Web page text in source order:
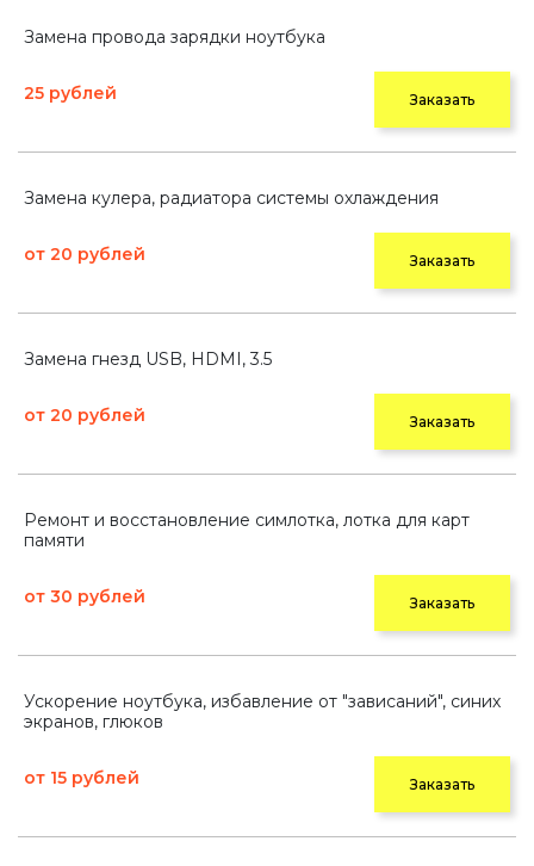
Замена провода зарядки ноутбука
25 рублей Заказать
Замена кулера, радиатора системы охлаждения
от 20 рублей Заказать
Замена гнезд USB, HDMI, 3.5
от 20 рублей Заказать
Ремонт и восстановление симлотка, лотка для карт
памяти
от 30 рублей Заказать
Ускорение ноутбука, избавление от "зависаний", синих
экранов, глюков
от 15 рублей Заказать